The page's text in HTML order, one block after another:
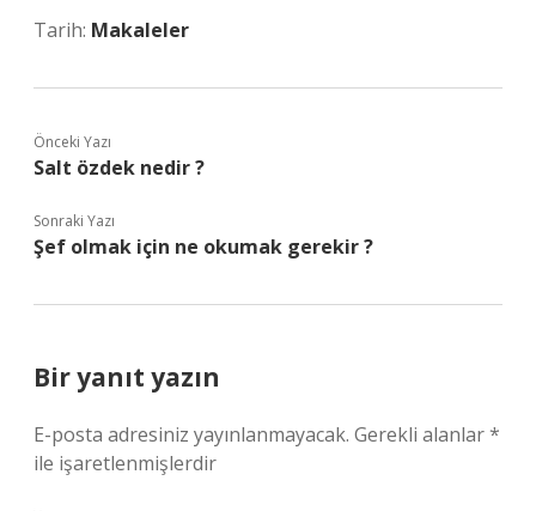
Tarih: Makaleler
Önceki Yazı
Salt özdek nedir ?
Sonraki Yazı
Şef olmak için ne okumak gerekir ?
Bir yanıt yazın
E-posta adresiniz yayınlanmayacak. Gerekli alanlar*
ile işaretlenmişlerdir